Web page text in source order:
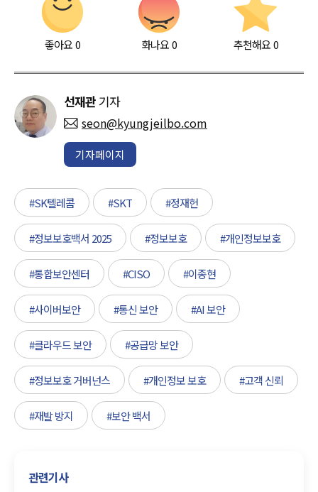
좋아요0 화나요0 추천해요 0
선재관 기자
seon@kyungjeilbo.com
기자페이지
#SK텔레콤 #SKT #정재헌
#정보보호백서 2025 #정보보호 #개인정보보호
#통합보안센터 #CISO #이종현
#사이버보안 #통신 보안 #AI 보안
#클라우드 보안 #공급망 보안
#정보보호 거버넌스 #개인정보 보호 #고객 신뢰
#재발 방지 #보안 백서
관련기사